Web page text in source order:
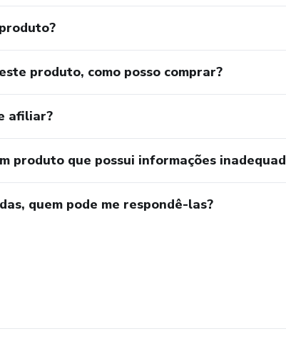
produto, como posso comprar?
afiliar?
produto que possui informações
quem pode me respondê-las?